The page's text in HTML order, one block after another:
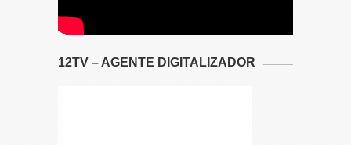
12TV – AGENTE DIGITALIZADOR